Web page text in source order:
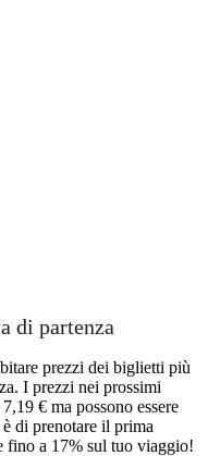
di partenza
prezzi dei biglietti più
I prezzi nei prossimi
€ ma possono essere
di prenotare il prima
fino a 17% sul tuo viaggio!